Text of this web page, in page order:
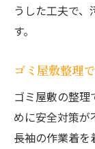
うした工夫で
す。
ゴミ屋敷整理
ゴミ屋敷の整
めに安全対策が
長袖の作業着を